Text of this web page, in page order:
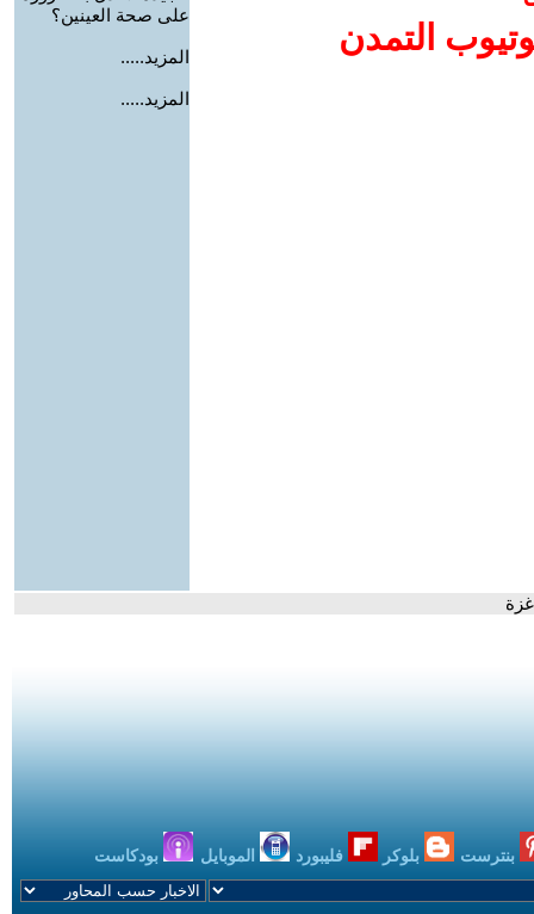
التمدن
على صحة العينين؟
المزيد.....
المزيد.....
بنترست بلوكر فليبورد الموبايل بودكاست